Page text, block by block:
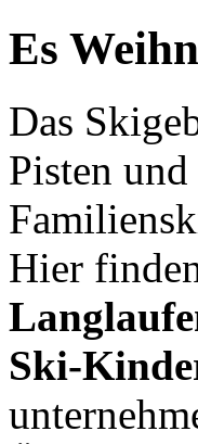
Es
Das
Pisten
Hier
Ski-